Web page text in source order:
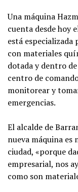
Una máquina
cuenta desde hoy
está
con materiales
dotada y dentro
centro de
monitorear y
emergencias.
El alcalde de
nueva máquina
ciudad, «porque
empresarial, nos
como son